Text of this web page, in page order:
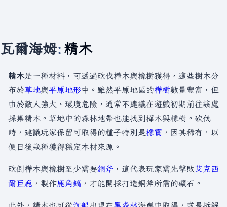
瓦爾海姆: 精木
精木是一種材料，可透過砍伐樺木與橡樹獲得，這些樹木分
布於草地與平原地形中。雖然平原地區的樺樹數量豐富，但
由於敵人強大、環境危險，通常不建議在遊戲初期前往該處
採集精木。草地中的森林地帶也能找到樺木與橡樹。砍伐
時，建議玩家保留可取得的種子特別是橡實 ，因其稀有，以
便日後栽種獲得穩定木材來源。
砍倒樺木與橡樹至少需要銅斧 ，這代表玩家需先擊敗艾克西
爾巨鹿 ，製作鹿角鎬 ，才能開採打造銅斧所需的礦石。